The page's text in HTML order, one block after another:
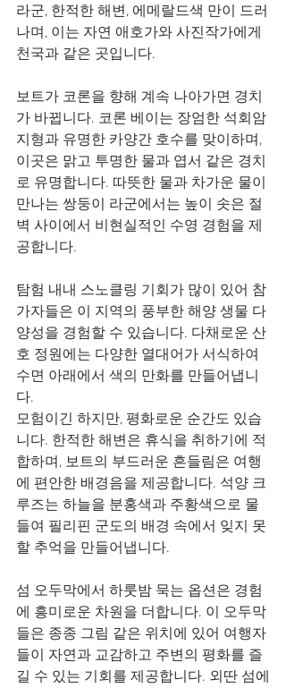
라군, 한적한 해변, 에메랄드색 만이 드러
나며, 이는 자연 애호가와 사진작가에게
천국과 같은 곳입니다.
보트가 코론을 향해 계속 나아가면 경치
가 바뀝니다. 코론 베이는 장엄한 석회암
지형과 유명한 카양간 호수를 맞이하며,
이곳은 맑고 투명한 물과 엽서 같은 경치
로 유명합니다. 따뜻한 물과 차가운 물이
만나는 쌍둥이 라군에서는 높이 솟은 절
벽 사이에서 비현실적인 수영 경험을 제
공합니다.
탐험 내내 스노클링 기회가 많이 있어 참
가자들은 이 지역의 풍부한 해양 생물 다
양성을 경험할 수 있습니다. 다채로운 산
호 정원에는 다양한 열대어가 서식하여
수면 아래에서 색의 만화를 만들어냅니
다.
모험이긴 하지만, 평화로운 순간도 있습
니다. 한적한 해변은 휴식을 취하기에 적
합하며, 보트의 부드러운 흔들림은 여행
에 편안한 배경음을 제공합니다. 석양 크
루즈는 하늘을 분홍색과 주황색으로 물
들여 필리핀 군도의 배경 속에서 잊지 못
할 추억을 만들어냅니다.
섬 오두막에서 하룻밤 묵는 옵션은 경험
에 흥미로운 차원을 더합니다. 이 오두막
들은 종종 그림 같은 위치에 있어 여행자
들이 자연과 교감하고 주변의 평화를 즐
길 수 있는 기회를 제공합니다. 외딴 섬에